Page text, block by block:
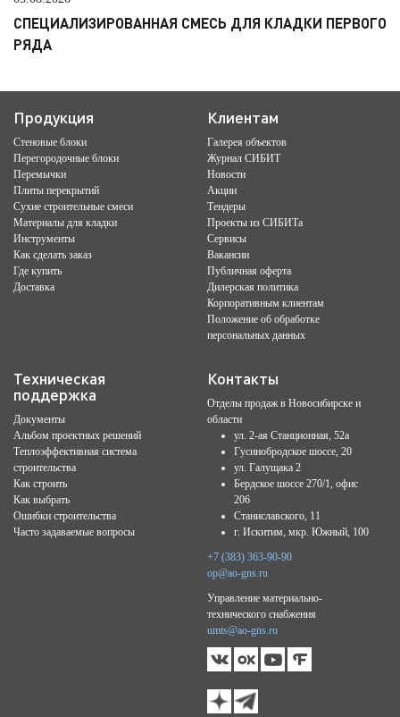
СПЕЦИАЛИЗИРОВАННАЯ СМЕСЬ ДЛЯ КЛАДКИ ПЕРВОГО
РЯДА
Продукция
Стеновые блоки
Перегородочные блоки
Перемычки
Плиты перекрытий
Сухие строительные смеси
Материалы для кладки
Инструменты
Как сделать заказ
Где купить
Доставка
Клиентам
Галерея объектов
Журнал СИБИТ
Новости
Акции
Тендеры
Проекты из СИБИТа
Сервисы
Вакансии
Публичная оферта
Дилерская политика
Корпоративным клиентам
Положение об обработке
персональных данных
Техническая
поддержка
Документы
Альбом проектных решений
Теплоэффективная система
строительства
Как строить
Как выбрать
Ошибки строительства
Часто задаваемые вопросы
Контакты
Отделы продаж в Новосибирске и
области
ул. 2-ая Станционная, 52а
Гусинобродское шоссе, 20
ул. Галущака 2
Бердское шоссе 270/1, офис
206
Станиславского, 11
г. Искитим, мкр. Южный, 100
+7 (383) 363-90-90
op@ao-gns.ru
Управление материально-
технического снабжения
umts@ao-gns.ru